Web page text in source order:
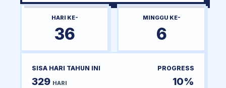
HARI KE-
36
MINGGU KE-
6
SISA HARI TAHUN INI
329 HARI
PROGRESS
10%